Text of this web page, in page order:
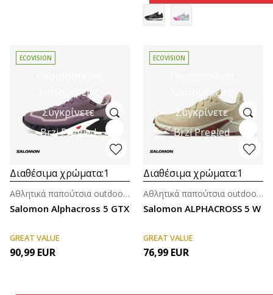
λεπτομέρειες
Συγκρίνετε
Brzi Pregled
ECOVISION
Διαθέσιμα χρώματα:1
Salomon Alphacross 5 GTX
Αθλητικά παπούτσια outdoor για γυναίκες
GREAT VALUE
90,99 EUR
λεπτομέρειες
Συγκρίνετε
Brzi Pregled
ECOVISION
Διαθέσιμα χρώματα:1
Salomon ALPHACROSS 5 W
Αθλητικά παπούτσια outdoor για γυναίκες
GREAT VALUE
76,99 EUR